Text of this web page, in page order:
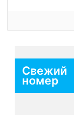
Свежий
номер